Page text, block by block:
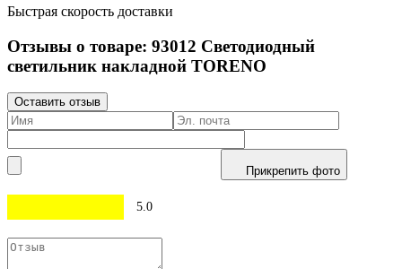
Быстрая скорость доставки
Отзывы о товаре: 93012 Светодиодный
светильник накладной TORENO
Оставить отзыв
Прикрепить фото
5.0